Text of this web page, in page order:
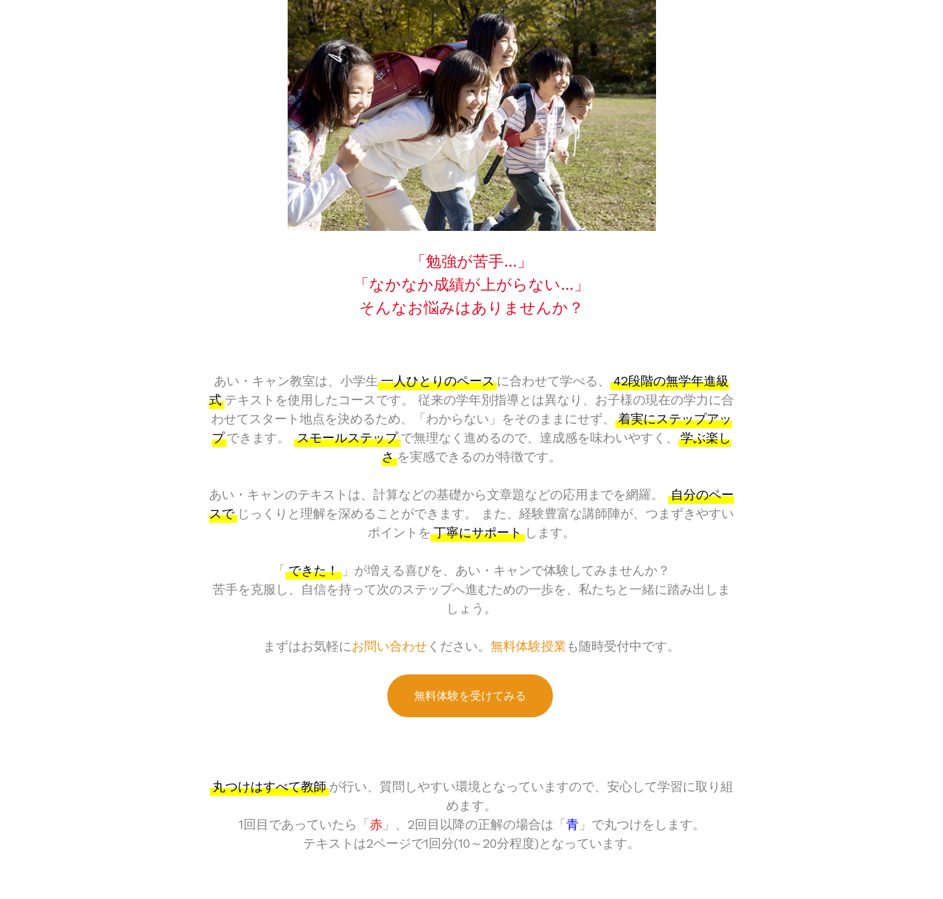
「勉強が苦手…」
「なかなか成績が上がらない…」
そんなお悩みはありませんか？
あい・キャン教室は、小学生一人ひとりのペース に合わせて学べる、42段階の無学年進級
式テキストを使用したコースです。 従来の学年別指導とは異なり、お子様の現在の学力に合
わせてスタート地点を決めるため、「わからない」をそのままにせず、着実にステップアッ
プできます。スモールステップで無理なく進めるので、達成感を味わいやすく、
学ぶ楽し
さを実感できるのが特徴です。
あい・キャンのテキストは、計算などの基礎から文章題などの応用までを網羅。自分のペー
スでじっくりと理解を深めることができます。 また、経験豊富な講師陣が、つまずきやすい
ポイントを丁寧にサポートします。
「できた！」が増える喜びを、あい・キャンで体験してみませんか？
苦手を克服し、自信を持って次のステップへ進むための一歩を、私たちと一緒に踏み出しま
しょう。
まずはお気軽にお問い合わせください。 無料体験授業も随時受付中です。
無料体験を受けてみる
丸つけはすべて教師が行い、質問しやすい環境となっていますので、安心して学習に取り組
めます。
1回目であっていたら「赤」、2回目以降の正解の場合は「青」で丸つけをします。
テキストは2ページで1回分(10～20分程度)となっています。